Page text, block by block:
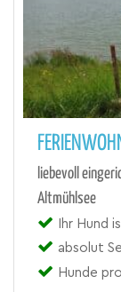
liebevoll
Altmühlsee
Ihr Hund
absolut
Hunde